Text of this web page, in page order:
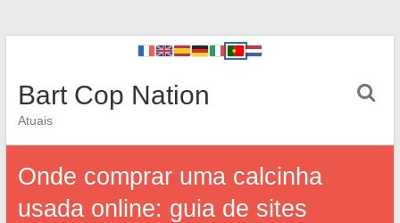
Bart Cop Nation
Atuais
Onde comprar uma calcinha
usada online: guia de sites